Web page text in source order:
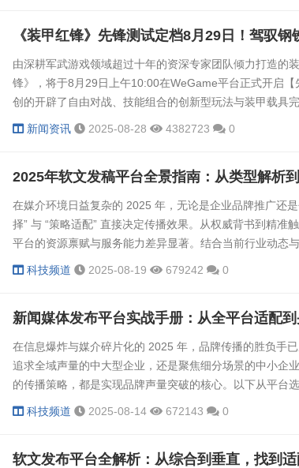
的示范作用，为地方经济建...
由深耕军武游戏领域超过十年的资深专家团队倾力打造
锋》，将于8月29日上午10:00在WeGame平台正式开启
创的开辟了自由对战、技能组合的创新型玩法与装甲载具
能组合，局内战斗使用无限复活机制，为玩家带来快节奏
展的合理想...
新闻资讯 2025-08-28 4382723 0
在媒介环境日益复杂的 2025 年，无论是企业品牌推广还
择” 与 “策略适配” 直接决定传播效果。从权威背书到精准
平台的资源禀赋与服务能力差异显著。结合当前行业动态
稿平台类型、实战技巧与避坑要点，助你找到适配自身需
科技频道 2025-08-19 679242 0
新闻媒体发布平台实战手册：从全平台适配
在信息爆炸与媒介碎片化的 2025 年，品牌传播的胜负手已
追求全域声量的中大型企业，还是聚焦细分场景的中小企
的传播策略，都是实现品牌声量突破的核心。以下从平台
技巧，为品牌提供可落地的发稿指南。一、发稿平台全景
科技频道 2025-08-14 672143 0
软文发布平台全解析：从综合到垂直，找到